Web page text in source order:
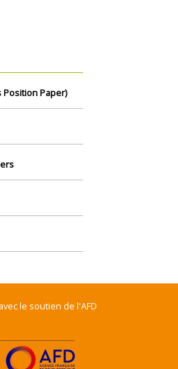
Position Paper)
le soutien de l'AFD